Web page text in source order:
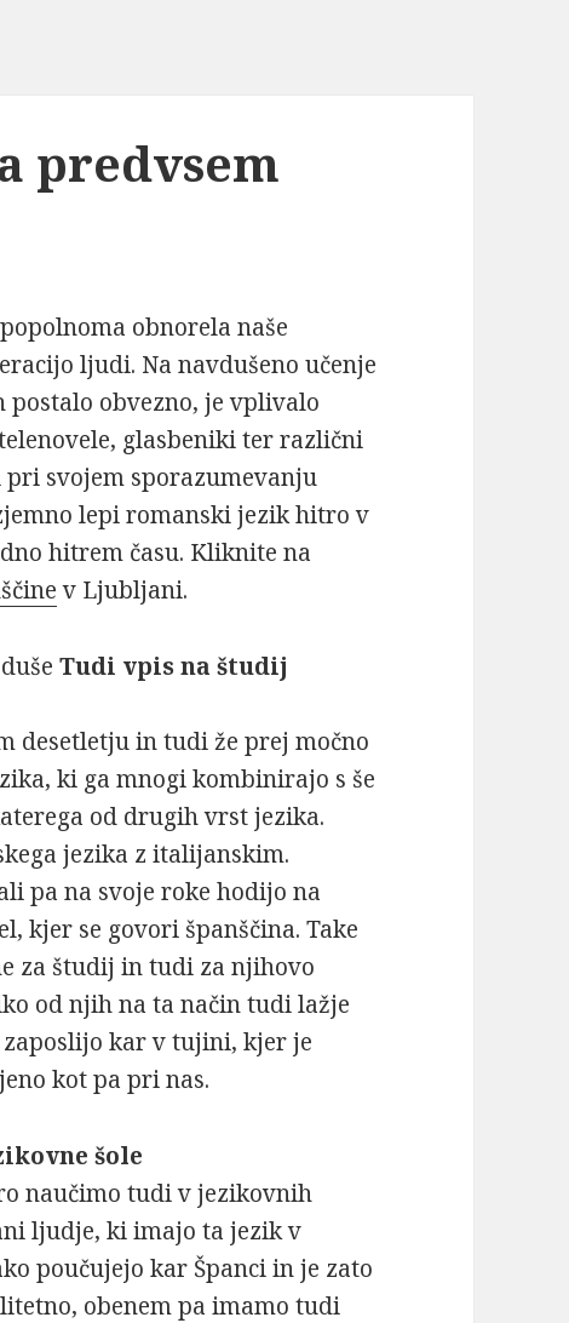
predvsem
obnorela naše
ljudi. Na navdušeno učenje
obvezno, je vplivalo
glasbeniki ter različni
svojem sporazumevanju
lepi romanski jezik hitro v
hitrem času. Kliknite na
v Ljubljani.
Tudi vpis na študij
desetletju in tudi že prej močno
ki ga mnogi kombinirajo s še
od drugih vrst jezika.
jezika z italijanskim.
pa na svoje roke hodijo na
kjer se govori španščina. Take
za študij in tudi za njihovo
od njih na ta način tudi lažje
kar v tujini, kjer je
kot pa pri nas.
šole
naučimo tudi v jezikovnih
ljudje, ki imajo ta jezik v
poučujejo kar Španci in je zato
obenem pa imamo tudi